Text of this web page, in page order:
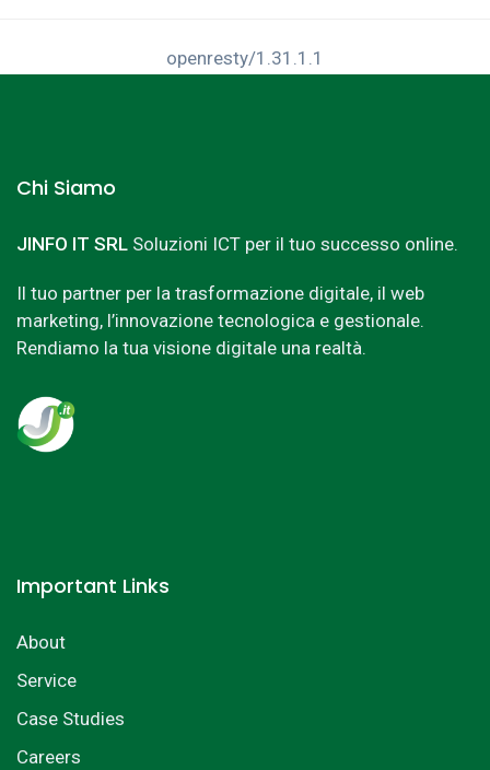
openresty/1.31.1.1
Chi Siamo
JINFO IT SRL Soluzioni ICT per il tuo successo online.
Il tuo partner per la trasformazione digitale, il web
marketing, l’innovazione tecnologica e gestionale.
Rendiamo la tua visione digitale una realtà.
Important Links
About
Service
Case Studies
Careers